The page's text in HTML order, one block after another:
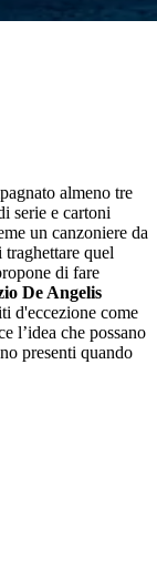
almeno tre
serie e cartoni
un canzoniere da
traghettare quel
di fare
De Angelis
d'eccezione come
l’idea che possano
presenti quando